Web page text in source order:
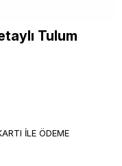
Tulum
İLE ÖDEME